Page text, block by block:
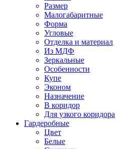
Размер
Малогабаритные
Форма
Угловые
Отделка и материал
Из МДФ
Зеркальные
Особенности
Купе
Эконом
Назначение
В коридор
Для узкого коридора
Гардеробные
Цвет
Белые